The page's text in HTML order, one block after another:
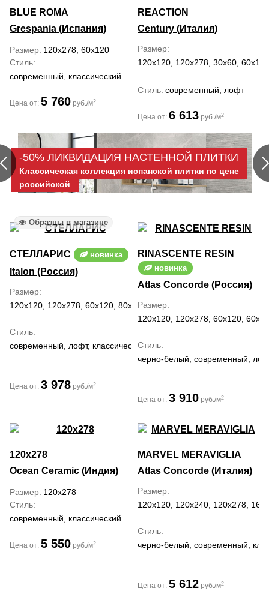
BLUE ROMA
Grespania (Испания)
Размер 120x278, 60x120
Стиль
современный, классический
Цена от: 5 760 руб./м2
REACTION
Century (Италия)
Размер
120x120, 120x278, 30x60,
Стиль современный, лофт
Цена от: 6 613 руб./м2
-50% ЛИКВИДАЦИЯ НАСТЕННОЙ ПЛИТКИ
Классическая коллекция испанской плитки по цене
российской
Образцы в магазине
СТЕЛЛАРИС новинка
Italon (Россия)
Размер
120x120, 120x278, 60x120, 80x160
Стиль
современный, лофт, классический
Цена от: 3 978 руб./м2
RINASCENTE RESIN
новинка
Atlas Concorde (Россия)
Размер
120x120, 120x278, 60x120,
Стиль
черно-белый, современный,
Цена от: 3 910 руб./м2
120x278
Ocean Ceramic (Индия)
Размер 120x278
Стиль
современный, классический
Цена от: 5 550 руб./м2
MARVEL MERAVIGLIA
Atlas Concorde (Италия)
Размер
120x120, 120x240, 120x278,
Стиль
черно-белый, современный,
Цена от: 5 612 руб./м2